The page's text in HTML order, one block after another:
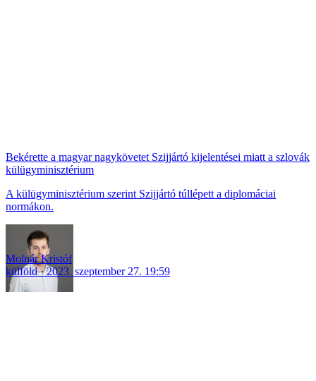
Bekérette a magyar nagykövetet Szijjártó kijelentései miatt a szlovák
külügyminisztérium
A külügyminisztérium szerint Szijjártó túllépett a diplomáciai
normákon.
Molnár Kristóf
külföld
2023. szeptember 27. 19:59